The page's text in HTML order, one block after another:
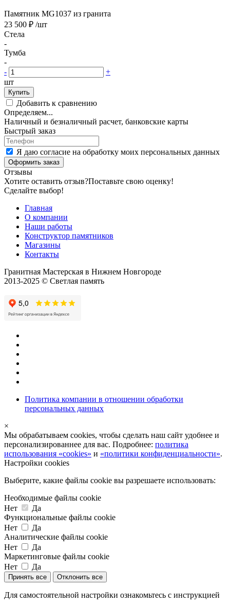
Памятник MG1037 из гранита
23 500 ₽ /шт
Стела
-
Тумба
-
-
+
шт
Купить
Добавить к сравнению
Определяем...
Наличный и безналичный расчет, банковские карты
Быстрый заказ
Я даю согласие на обработку моих персональных данных
Оформить заказ
Отзывы
Хотите оставить отзыв?Поставьте свою оценку!
Сделайте выбор!
Главная
О компании
Наши работы
Конструктор памятников
Магазины
Контакты
Гранитная Мастерская в Нижнем Новгороде
2013-2025 © Светлая память
Политика компании в отношении обработки
персональных данных
×
Мы обрабатываем cookies, чтобы сделать наш сайт удобнее и
персонализированнее для вас. Подробнее: политика
использования «cookies» и «политики конфиденциальности».
Настройки cookies
Выберите, какие файлы cookie вы разрешаете использовать:
Необходимые файлы cookie
Нет
Да
Функциональные файлы cookie
Нет
Да
Аналитические файлы cookie
Нет
Да
Маркетинговые файлы cookie
Нет
Да
Принять все Отклонить все
Для самостоятельной настройки ознакомьтесь с инструкцией